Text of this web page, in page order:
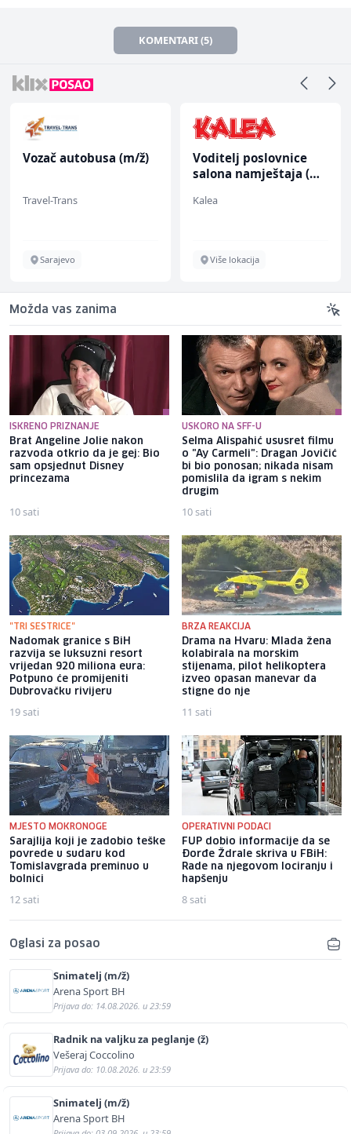
KOMENTARI (5)
Vozač autobusa (m/ž)
Travel-Trans
Sarajevo
Voditelj poslovnice
salona namještaja (m/
Kalea
Više lokacija
Možda vas zanima
ISKRENO PRIZNANJE
Brat Angeline Jolie nakon
razvoda otkrio da je gej: Bio
sam opsjednut Disney
princezama
10 sati
USKORO NA SFF-U
Selma Alispahić ususret filmu
o "Ay Carmeli": Dragan Jovičić
bi bio ponosan; nikada nisam
pomislila da igram s nekim
drugim
10 sati
"TRI SESTRICE"
Nadomak granice s BiH
razvija se luksuzni resort
vrijedan 920 miliona eura:
Potpuno će promijeniti
Dubrovačku rivijeru
19 sati
BRZA REAKCIJA
Drama na Hvaru: Mlada žena
kolabirala na morskim
stijenama, pilot helikoptera
izveo opasan manevar da
stigne do nje
11 sati
MJESTO MOKRONOGE
Sarajlija koji je zadobio teške
povrede u sudaru kod
Tomislavgrada preminuo u
bolnici
12 sati
OPERATIVNI PODACI
FUP dobio informacije da se
Đorđe Ždrale skriva u FBiH:
Rade na njegovom lociranju i
hapšenju
8 sati
Oglasi za posao
Snimatelj (m/ž)
Arena Sport BH
Prijava do: 14.08.2026. u 23:59
Radnik na valjku za peglanje (ž)
Vešeraj Coccolino
Prijava do: 10.08.2026. u 23:59
Snimatelj (m/ž)
Arena Sport BH